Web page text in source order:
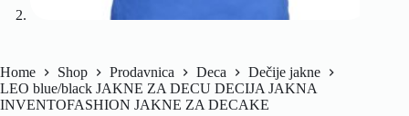
Home Shop Prodavnica Deca
Dečije jakne
LEO blue/black JAKNE ZA DECU DECIJA JAKNA
INVENTOFASHION JAKNE ZA DECAKE